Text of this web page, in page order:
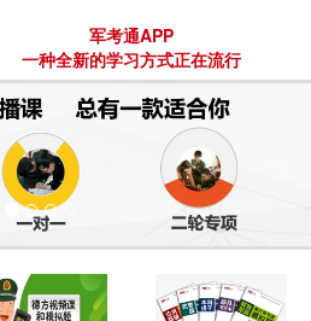
军考通APP
一种全新的学习方式正在流行